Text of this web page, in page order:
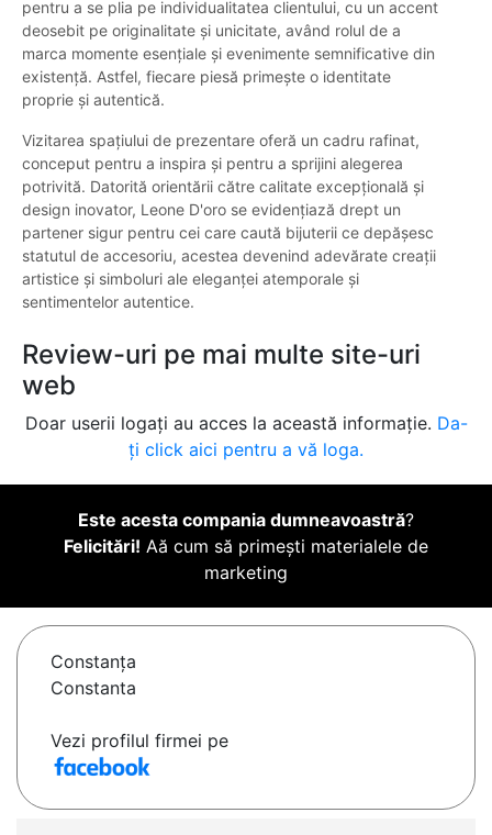
pentru a se plia pe individualitatea clientului, cu un accent
deosebit pe originalitate și unicitate, având rolul de a
marca momente esențiale și evenimente semnificative din
existență. Astfel, fiecare piesă primește o identitate
proprie și autentică.
Vizitarea spațiului de prezentare oferă un cadru rafinat,
conceput pentru a inspira și pentru a sprijini alegerea
potrivită. Datorită orientării către calitate excepțională și
design inovator, Leone D'oro se evidențiază drept un
partener sigur pentru cei care caută bijuterii ce depășesc
statutul de accesoriu, acestea devenind adevărate creații
artistice şi simboluri ale eleganței atemporale și
sentimentelor autentice.
Review-uri pe mai multe site-uri
web
Doar userii logați au acces la această informație. Da-
ți click aici pentru a vă loga.
Este acesta compania dumneavoastră?
Felicitări! Aă cum să primești materialele de
marketing
Constanţa
Constanta
Vezi profilul firmei pe